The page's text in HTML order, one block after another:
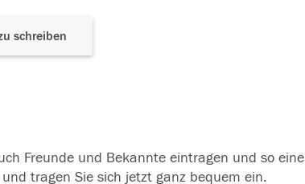
schreiben
Freunde und Bekannte eintragen und so eine
tragen Sie sich jetzt ganz bequem ein.